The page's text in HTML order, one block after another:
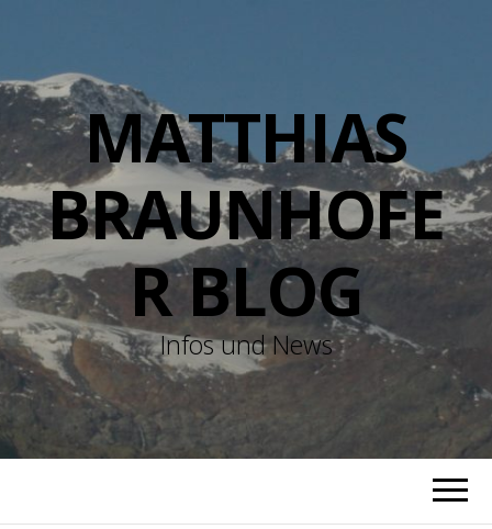
MATTHIAS
BRAUNHOFE
R BLOG
Infos und News